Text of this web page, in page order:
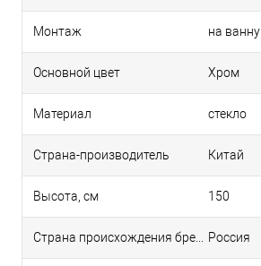
Монтаж на ванну
Основной цвет Хром
Материал стекло
Страна-производитель Китай
Высота, см 150
Россия